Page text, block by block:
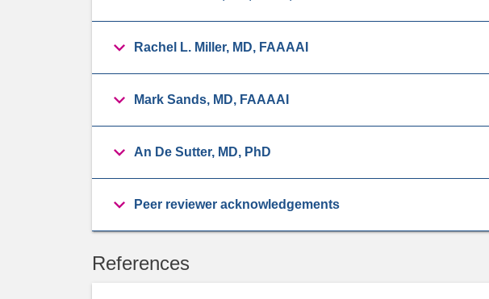
Rachel L. Miller, MD, FAAAAI
Mark Sands, MD, FAAAAI
An De Sutter, MD, PhD
Peer reviewer acknowledgements
References